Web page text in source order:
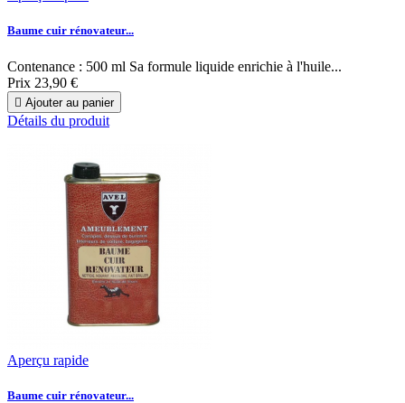
Baume cuir rénovateur...
Contenance : 500 ml Sa formule liquide enrichie à l'huile...
Prix 23,90 €
 Ajouter au panier
Détails du produit
Aperçu rapide
Baume cuir rénovateur...